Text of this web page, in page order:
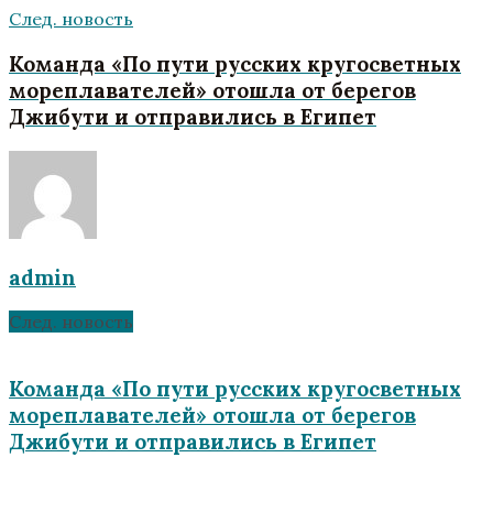
След. новость
Команда «По пути русских кругосветных
мореплавателей» отошла от берегов
Джибути и отправились в Египет
admin
След. новость
Команда «По пути русских кругосветных
мореплавателей» отошла от берегов
Джибути и отправились в Египет